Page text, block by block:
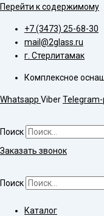
Перейти к содержимому
+7 (3473) 25-68-30
mail@2glass.ru
г. Стерлитамак
Комплексное
Whatsapp Viber
Поиск
Заказать звонок
Поиск
Каталог